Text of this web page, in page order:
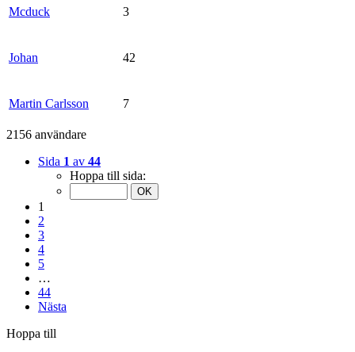
Mcduck 3
Johan 42
Martin Carlsson 7
2156 användare
Sida 1 av 44
Hoppa till sida:
1
2
3
4
5
…
44
Nästa
Hoppa till